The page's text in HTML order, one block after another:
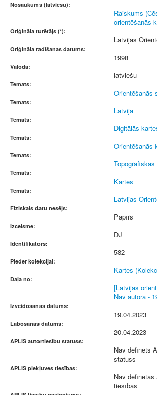
Nosaukums (latviešu):
Raiskums
orientēšanās
Oriģināla turētājs (*):
Latvijas
Oriģināla radīšanas datums:
1998
Valoda:
latviešu
Temats:
Orientēšanās
Temats:
Latvija
Temats:
Digitālās
Temats:
Orientēšanās
Temats:
Topogrāfiskās
Temats:
Kartes
Temats:
Latvijas
Fiziskais datu nesējs:
Papīrs
Izcelsme:
DJ
Identifikators:
582
Pieder kolekcijai:
Kartes
Daļa no:
[Latvijas
Nav autora -
Izveidošanas datums:
19.04.2023
Labošanas datums:
20.04.2023
APLIS autortiesību statuss:
Nav definēts
statuss
APLIS piekļuves tiesības:
Nav
tiesības